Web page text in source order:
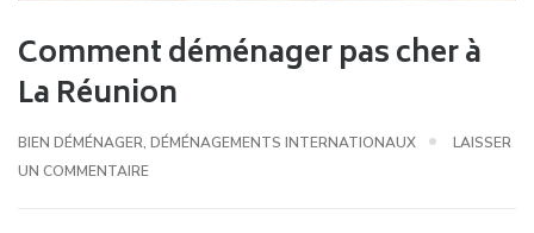
Comment déménager pas cher à
La Réunion
BIEN DÉMÉNAGER, DÉMÉNAGEMENTS INTERNATIONAUX
LAISSER
UN COMMENTAIRE